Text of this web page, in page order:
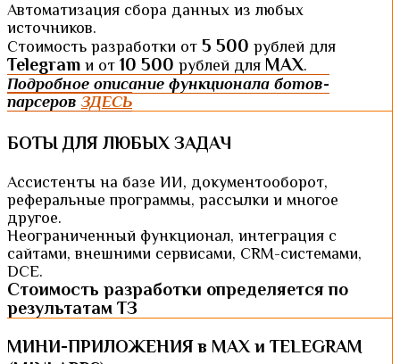
Автоматизация сбора данных из любых
источников.
Стоимость разработки от 5 500 рублей для
Telegram и от 10 500 рублей для MAX.
Подробное описание функционала ботов-
парсеров ЗДЕСЬ
БОТЫ ДЛЯ ЛЮБЫХ ЗАДАЧ
Ассистенты на базе ИИ, документооборот,
реферальные программы, рассылки и многое
другое.
Неограниченный функционал, интеграция с
сайтами, внешними сервисами, CRM-системами,
DCE.
Стоимость разработки определяется по
результатам ТЗ
МИНИ-ПРИЛОЖЕНИЯ в MAX и TELEGRAM